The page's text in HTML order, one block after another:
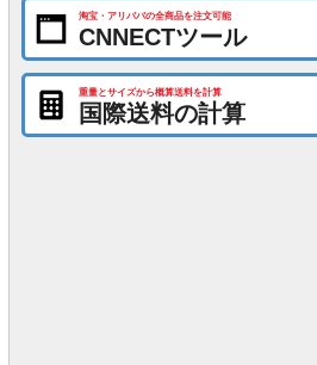
淘宝・アリババの全商品を注文可能
CNNECTツール
重量とサイズから概算送料を計算
国際送料の計算